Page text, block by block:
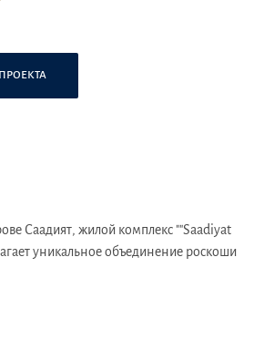
Саадият, жилой комплекс ""Saadiyat
уникальное объединение роскоши